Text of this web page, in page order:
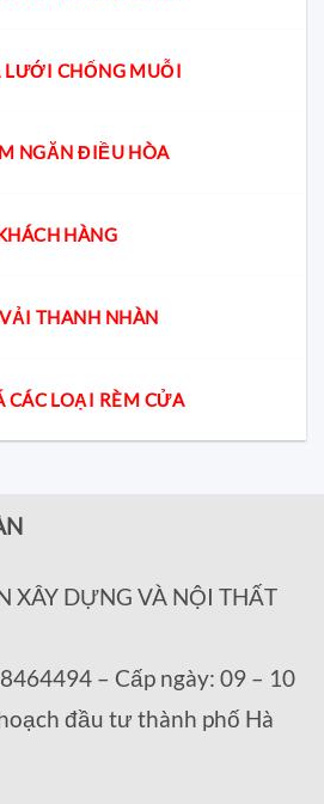
LƯỚI CHỐNG MUỖI
NGĂN ĐIỀU HÒA
HÀNG
THANH NHÀN
CÁC LOẠI RÈM CỬA
XÂY DỰNG VÀ NỘI THẤT
– Cấp ngày: 09 – 10
đầu tư thành phố Hà